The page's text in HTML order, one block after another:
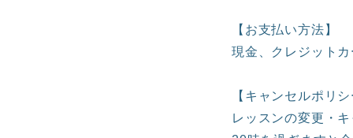
【お支払い方法】
現金、クレジット
【キャンセルポリ
レッスンの変更・